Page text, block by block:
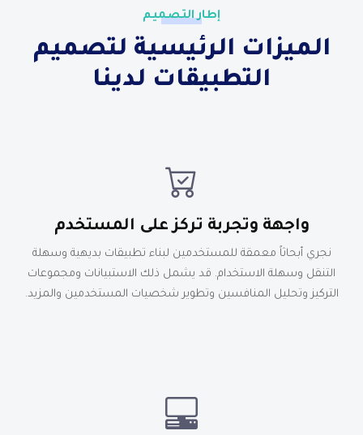
إطار التصميم
الميزات الرئيسية لتصميم
التطبيقات لدينا
واجهة وتجربة تركز على المستخدم
نجري أبحاثاً معمقة للمستخدمين لبناء تطبيقات بديهية وسهلة
التنقل وسهلة الاستخدام. قد يشمل ذلك الاستبيانات ومجموعات
التركيز وتحليل المنافسين وتطوير شخصيات المستخدمين والمزيد.